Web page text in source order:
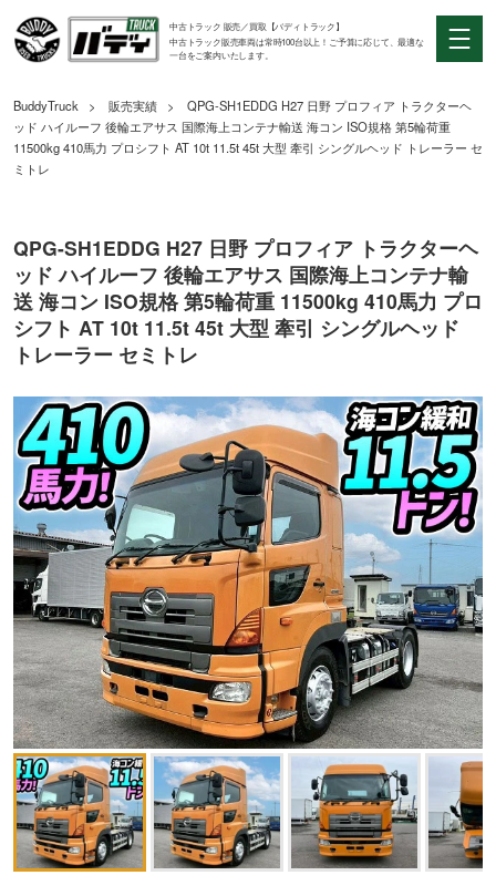
中古トラック 販売／買取【バディトラック】
中古トラック販売車両は常時100台以上！ご予算に応じて、最適な
一台をご案内いたします。
BuddyTruck 販売実績
QPG-SH1EDDG H27 日野 プロフィア トラクターヘ
ッド ハイルーフ 後輪エアサス 国際海上コンテナ輸送 海コン ISO規格 第5輪荷重
11500kg 410馬力 プロシフト AT 10t 11.5t 45t 大型 牽引 シングルヘッド トレーラー セ
ミトレ
QPG-SH1EDDG H27 日野 プロフィア トラクターヘ
ッド ハイルーフ 後輪エアサス 国際海上コンテナ輸
送 海コン ISO規格 第5輪荷重 11500kg 410馬力 プロ
シフト AT 10t 11.5t 45t 大型 牽引 シングルヘッド
トレーラー セミトレ